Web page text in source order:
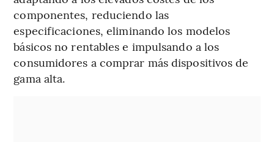
componentes, reduciendo las
especificaciones, eliminando los modelos
básicos no rentables e impulsando a los
consumidores a comprar más dispositivos de
gama alta.